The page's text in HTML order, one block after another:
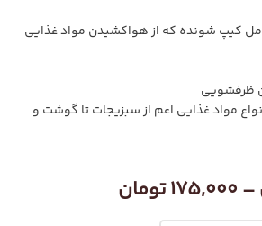
کیپ شونده که از هواکشیدن مواد غذایی
ظرفشویی
مواد غذایی اعم از سبزیجات تا گوشت و
–
175,000تومان